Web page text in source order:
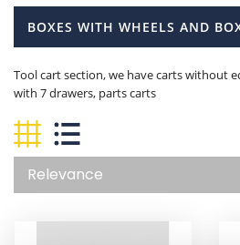
BOXES WITH WHEELS AND
Tool cart section, we have carts without
with 7 drawers, parts carts
Relevance